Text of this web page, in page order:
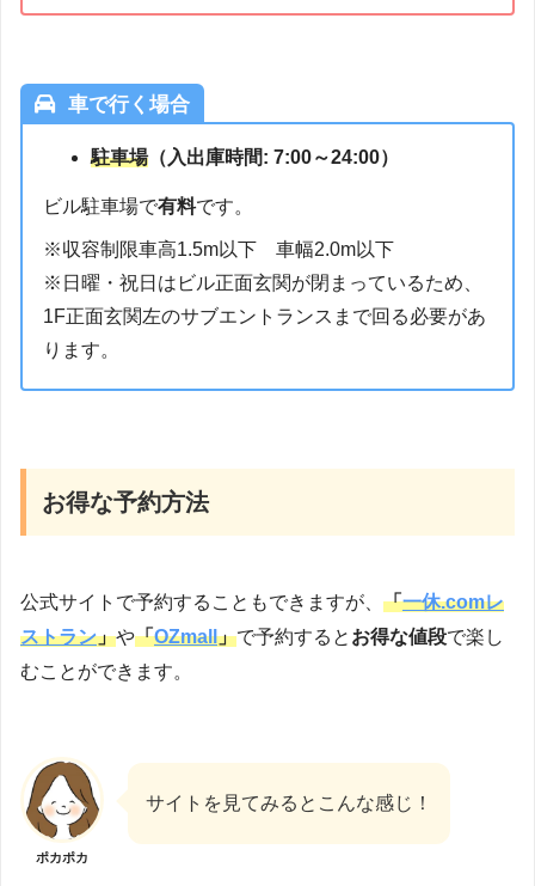
車で行く場合
駐車場（入出庫時間: 7:00～24:00）
ビル駐車場で有料です。
※収容制限車高1.5m以下 車幅2.0m以下
※日曜・祝日はビル正面玄関が閉まっているため、
1F正面玄関左のサブエントランスまで回る必要があ
ります。
お得な予約方法
公式サイトで予約することもできますが、 「一休.comレ
ストラン」や「OZmall」で予約すると お得な値段で楽し
むことができます。
ポカポカ
サイトを見てみるとこんな感じ！